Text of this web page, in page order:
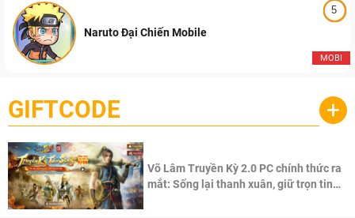
5
MOBI
Naruto Đại Chiến Mobile
GIFTCODE +
Võ Lâm Truyền Kỳ 2.0 PC chính thức ra
mắt: Sống lại thanh xuân, giữ trọn tinh